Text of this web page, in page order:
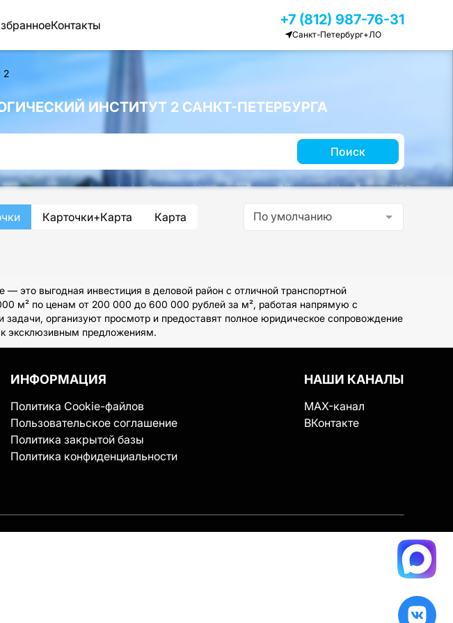
Контакты +7 (812) 987-76-31
Санкт-Петербург+ЛО
2
ИНСТИТУТ 2 САНКТ-ПЕТЕРБУРГА
Поиск
Карточки+Карта Карта По умолчанию
это выгодная инвестиция в деловой район с отличной транспортной
м² по ценам от 200 000 до 600 000 рублей за м², работая напрямую с
организуют просмотр и предоставят полное юридическое сопровождение
к эксклюзивным предложениям.
ИНФОРМАЦИЯ
Политика Cookie-файлов
Пользовательское соглашение
Политика закрытой базы
Политика конфиденциальности
НАШИ КАНАЛЫ
MAX-канал
ВКонтакте